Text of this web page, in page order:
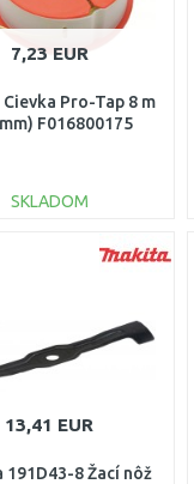
7,23 EUR
Cievka Pro-Tap 8 m
F016800175
SKLADOM
DO KOŠÍKA
13,41 EUR
191D43-8 Žací nôž